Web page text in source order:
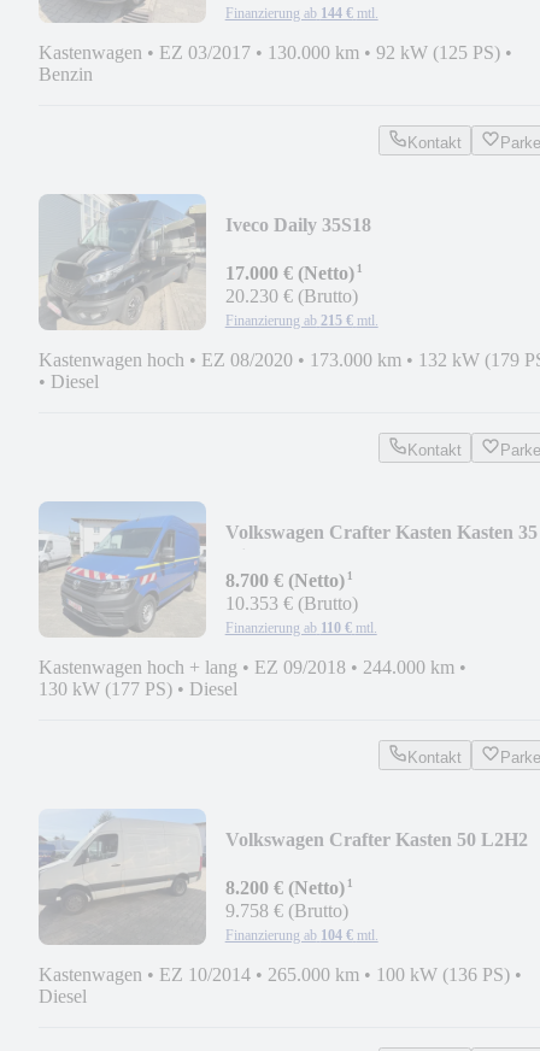
Finanzierung ab 144 € mtl.
Kastenwagen • EZ 03/2017 • 130.000 km • 92 kW (125 PS) •
Benzin
Kontakt
Iveco Daily 35S18
17.000 € (Netto)¹
20.230 € (Brutto)
Finanzierung ab 215 € mtl.
Kastenwagen hoch • EZ 08/2020 • 173.000 km • 132 kW (179
• Diesel
Kontakt
Volkswagen Crafter Kasten Kasten 35
8.700 € (Netto)¹
10.353 € (Brutto)
Finanzierung ab 110 € mtl.
Kastenwagen hoch + lang • EZ 09/2018 • 244.000 km •
130 kW (177 PS) • Diesel
Kontakt
Volkswagen Crafter Kasten 50 L2H2
8.200 € (Netto)¹
9.758 € (Brutto)
Finanzierung ab 104 € mtl.
Kastenwagen • EZ 10/2014 • 265.000 km • 100 kW (136 PS) •
Diesel